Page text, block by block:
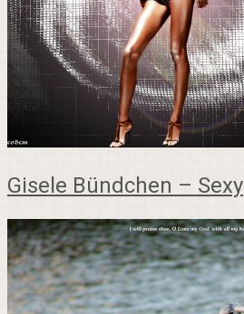
Gisele Bündchen – Sexy